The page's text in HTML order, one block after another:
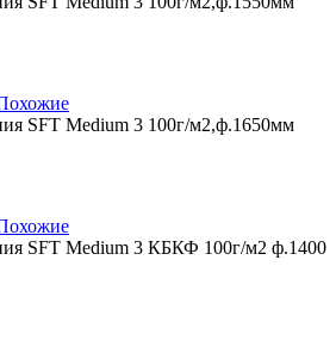
SFT Medium 3 100г/м2,ф.1650мм
SFT Medium 3 КБКФ 100г/м2 ф.1400